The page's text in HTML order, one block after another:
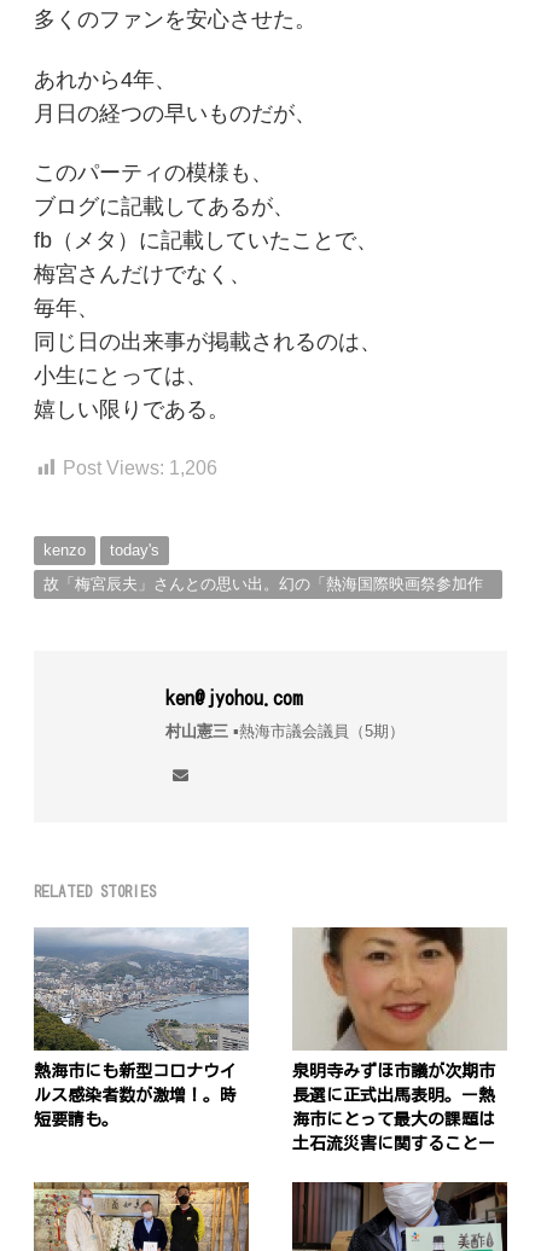
多くのファンを安心させた。
あれから4年、
月日の経つの早いものだが、
このパーティの模様も、
ブログに記載してあるが、
fb（メタ）に記載していたことで、
梅宮さんだけでなく、
毎年、
同じ日の出来事が掲載されるのは、
小生にとっては、
嬉しい限りである。
Post Views: 1,206
kenzo
today's
故「梅宮辰夫」さんとの思い出。幻の「熱海国際映画祭参加作
ken@jyohou.com
村山憲三▪︎熱海市議会議員（5期）
RELATED STORIES
熱海市にも新型コロナウイ
ルス感染者数が激増！。時
短要請も。
泉明寺みずほ市議が次期市
長選に正式出馬表明。ー熱
海市にとって最大の課題は
土石流災害に関することー